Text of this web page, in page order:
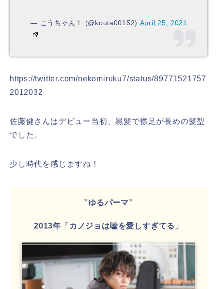
— こうちゃん！ (@kouta00152) April 25, 2021
https://twitter.com/nekomiruku7/status/89771521757
2012032
佐藤健さんはデビュー当初、黒髪で襟足が長めの髪型
でした。
少し時代を感じますね！
”ゆるパーマ”
2013年「カノジョは嘘を愛しすぎてる」